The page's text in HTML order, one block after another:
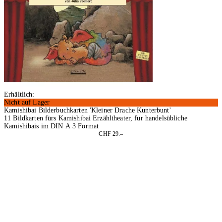
Erhältlich:
Nicht auf Lager
Kamishibai Bilderbuchkarten 'Kleiner Drache Kunterbunt'
11 Bildkarten fürs Kamishibai Erzähltheater, für handelsübliche
Kamishibais im DIN A 3 Format
CHF 29.–